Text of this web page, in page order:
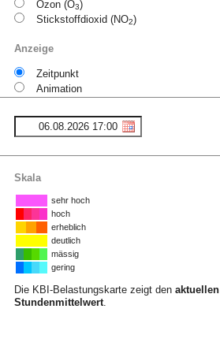
Ozon (O3)
Stickstoffdioxid (NO2)
Anzeige
Zeitpunkt
Animation
Skala
sehr hoch
hoch
erheblich
deutlich
mässig
gering
Die KBI-Belastungskarte zeigt den aktuellen
Stundenmittelwert